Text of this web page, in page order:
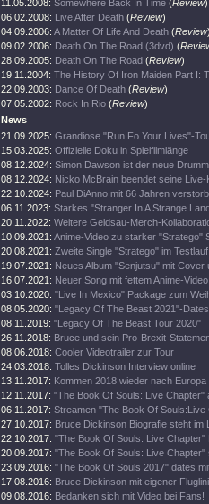
11.05.2008: Somewhere Back In Time (Review)
06.02.2008: Live After Death (Review)
04.09.2006: A Matter Of Life And Death (Review
09.02.2006: Death On The Road (3dvd) (
28.09.2005: Death On The Road (Review)
19.11.2004: The History Of Iron Maiden Part I:
22.09.2003: Dance Of Death (Review)
07.05.2002: Rock In Rio (Review)
News
21.09.2025: Grandiose "Run Fo Your Lives"-
15.03.2025: Offizielle Doku in Spielfilmlänge
08.12.2024: Simon Dawson ist der neue
08.12.2024: Nicko McBrain beendet seine Live-
22.10.2024: Paul DiAnno mit 66 Jahren
06.11.2023: Starkes "Stranger In A Strange
20.11.2022: Weitere Geldsau-Merch-
10.09.2021: Anime-Video zu starker "Stratego"
20.08.2021: Zweite Single "Stratego" im Testlauf
19.07.2021: Neues Album "Senjutsu" mit Cover
16.07.2021: Neuer Song mit fettem Anime-Video
03.10.2020: "Live In Mexico" Package zum
08.05.2020: "Legacy Of The Beast 2021"-Dates
08.11.2019: "Legacy Of The Beast Tour 2020"
26.11.2018: Bruce und sein Pro-Brexit-
08.06.2018: Cooler Videotrailer zur Tour
24.03.2018: Tolles Dickinson Interview online
13.11.2017: Kommen 2018 wieder nach Europa
12.11.2017: "The Book Of Souls: Live Chapter"
06.11.2017: Streamen "The Book Of Souls:Live
27.10.2017: Bruce Dickinson Biografie steht im
22.10.2017: "The Book Of Souls: Live Chapter"
20.09.2017: "The Book Of Souls: Live Chapter"
23.09.2016: "The Book Of Souls 2017" dates
17.08.2016: Bruce Dickinson mit eigener
09.08.2016: Bedanken sich mit Video bei Fans!